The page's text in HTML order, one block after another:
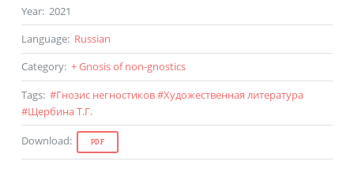
Year: 2021
Language: Russian
Category: + Gnosis of non-gnostics
Tags: #Гнозис негностиков#Художественная литература
#Щербина Т.Г.
Download: PDF